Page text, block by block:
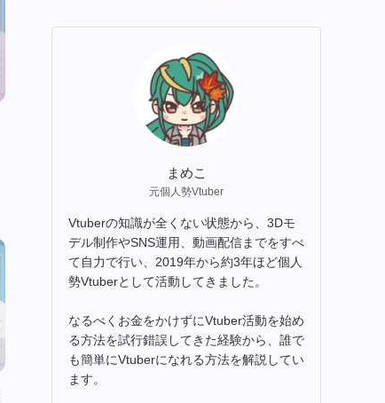
まめこ
元個人勢Vtuber
Vtuberの知識が全くない状態から、3Dモ
デル制作やSNS運用、動画配信までをすべ
て自力で行い、2019年から約3年ほど個人
勢Vtuberとして活動してきました。
なるべくお金をかけずにVtuber活動を始め
る方法を試行錯誤してきた経験から、誰で
も簡単にVtuberになれる方法を解説してい
ます。